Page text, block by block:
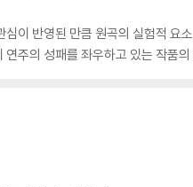
심이 반영된 만큼 원곡의 실험적
주의 성패를 좌우하고 있는 작품